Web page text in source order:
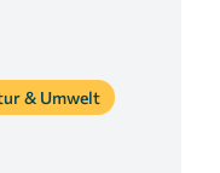
& Umwelt